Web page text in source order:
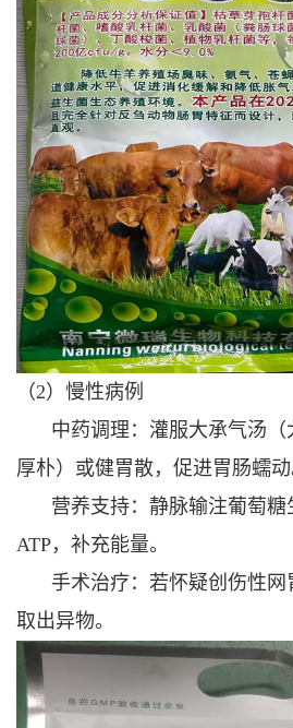
（2）慢性病例
中药调理：灌服大承气汤（
厚朴）或健胃散，促进胃肠蠕动
营养支持：静脉输注葡萄
ATP，补充能量。
手术治疗：若怀疑创伤性
取出异物。